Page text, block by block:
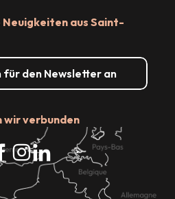
Neuigkeiten aus Saint-
für den Newsletter an
wir verbunden